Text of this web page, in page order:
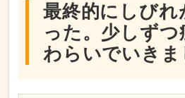
最終的にしびれ
った。少しずつ
わらいでいきま